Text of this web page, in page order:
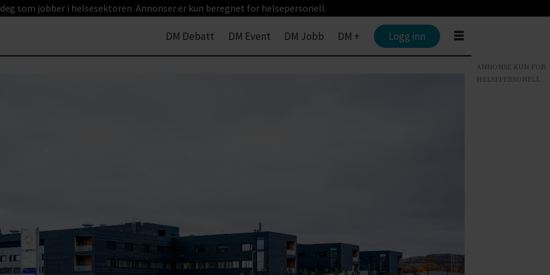
som jobber i helsesektoren. Annonser er kun beregnet for helsepersonell.
DM Debatt DM Event DM Jobb DM + Logg inn
ANNONSE KUN FOR
HELSEPERSONELL